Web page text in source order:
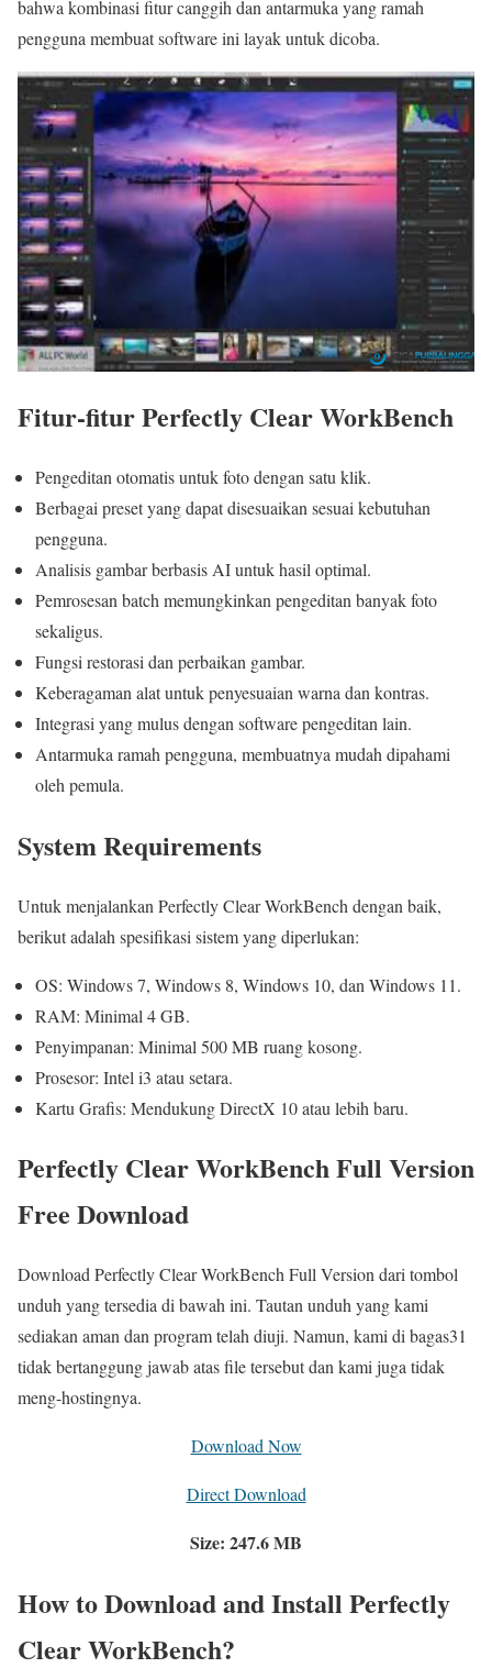
bahwa kombinasi fitur canggih dan antarmuka yang ramah
pengguna membuat software ini layak untuk dicoba.
Fitur-fitur Perfectly Clear WorkBench
Pengeditan otomatis untuk foto dengan satu klik.
Berbagai preset yang dapat disesuaikan sesuai kebutuhan
pengguna.
Analisis gambar berbasis AI untuk hasil optimal.
Pemrosesan batch memungkinkan pengeditan banyak foto
sekaligus.
Fungsi restorasi dan perbaikan gambar.
Keberagaman alat untuk penyesuaian warna dan kontras.
Integrasi yang mulus dengan software pengeditan lain.
Antarmuka ramah pengguna, membuatnya mudah dipahami
oleh pemula.
System Requirements
Untuk menjalankan Perfectly Clear WorkBench dengan baik,
berikut adalah spesifikasi sistem yang diperlukan:
OS: Windows 7, Windows 8, Windows 10, dan Windows 11.
RAM: Minimal 4 GB.
Penyimpanan: Minimal 500 MB ruang kosong.
Prosesor: Intel i3 atau setara.
Kartu Grafis: Mendukung DirectX 10 atau lebih baru.
Perfectly Clear WorkBench Full Version
Free Download
Download Perfectly Clear WorkBench Full Version dari tombol
unduh yang tersedia di bawah ini. Tautan unduh yang kami
sediakan aman dan program telah diuji. Namun, kami di bagas31
tidak bertanggung jawab atas file tersebut dan kami juga tidak
meng-hostingnya.
Download Now
Direct Download
Size: 247.6 MB
How to Download and Install Perfectly
Clear WorkBench?